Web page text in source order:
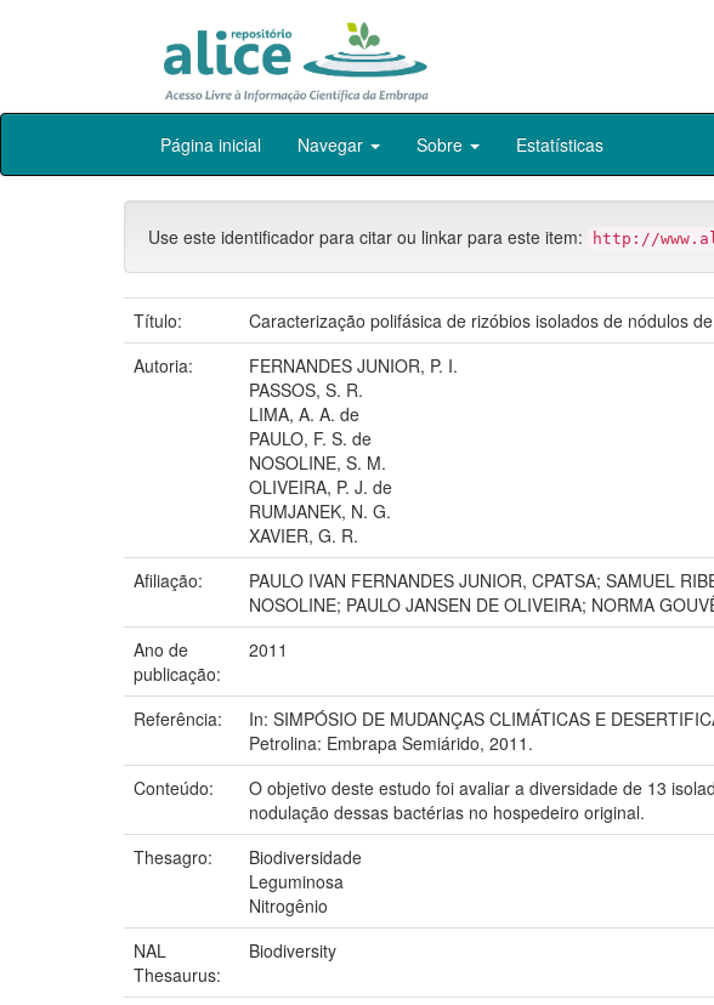
Skip
Página inicial Navegar Sobre Estatísticas
Use este identificador para citar ou linkar para este item: http://
Título:
Caracterização polifásica de rizóbios isolados de nódulos
Autoria:
FERNANDES JUNIOR, P. I.
PASSOS, S. R.
LIMA, A. A. de
PAULO, F. S. de
NOSOLINE, S. M.
OLIVEIRA, P. J. de
RUMJANEK, N. G.
XAVIER, G. R.
Afiliação:
PAULO IVAN FERNANDES JUNIOR, CPATSA; SAMUEL
NOSOLINE; PAULO JANSEN DE OLIVEIRA; NORMA
Ano de
publicação:
2011
Referência:
In: SIMPÓSIO DE MUDANÇAS CLIMÁTICAS E
Petrolina: Embrapa Semiárido, 2011.
Conteúdo:
O objetivo deste estudo foi avaliar a diversidade de 13
nodulação dessas bactérias no hospedeiro original.
Thesagro:
Biodiversidade
Leguminosa
Nitrogênio
NAL
Thesaurus:
Biodiversity